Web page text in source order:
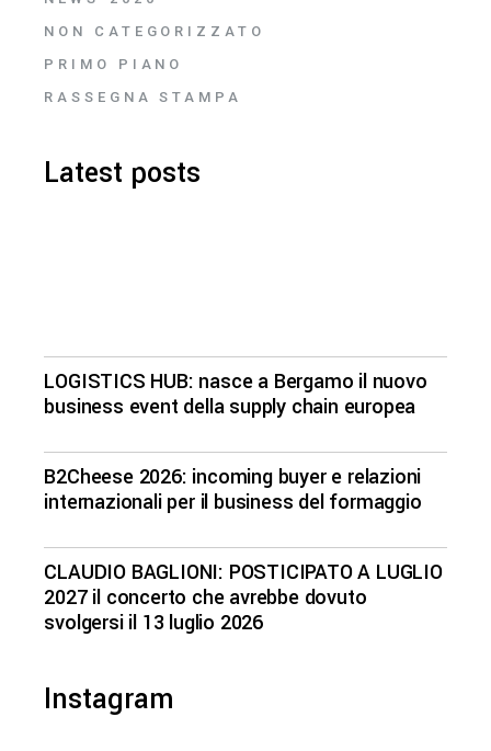
NON CATEGORIZZATO
PRIMO PIANO
RASSEGNA STAMPA
Latest posts
LOGISTICS HUB: nasce a Bergamo il nuovo
business event della supply chain europea
B2Cheese 2026: incoming buyer e relazioni
internazionali per il business del formaggio
CLAUDIO BAGLIONI: POSTICIPATO A LUGLIO
2027 il concerto che avrebbe dovuto
svolgersi il 13 luglio 2026
Instagram